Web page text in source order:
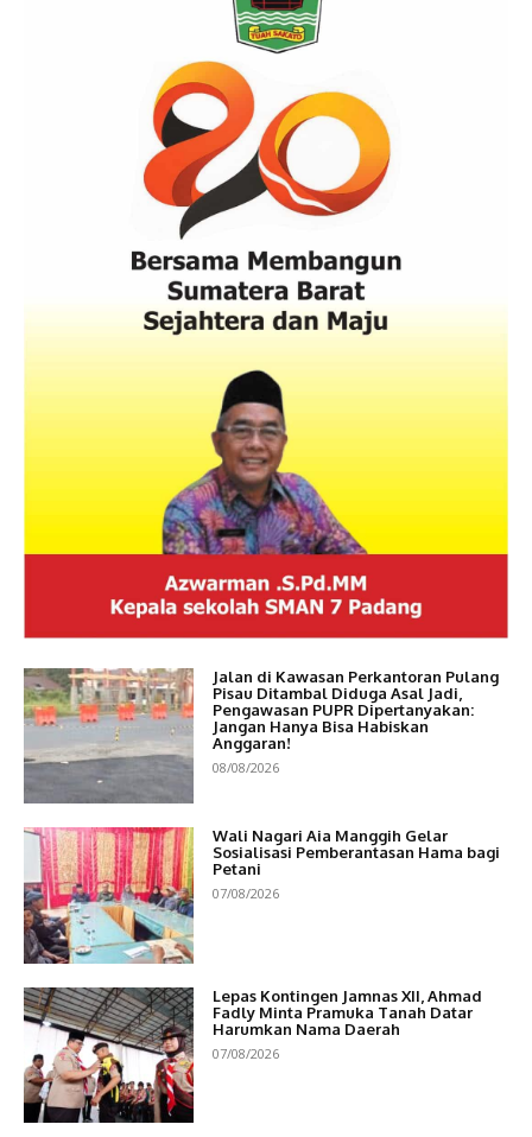
Jalan di Kawasan Perkantoran Pulang
Pisau Ditambal Diduga Asal Jadi,
Pengawasan PUPR Dipertanyakan:
Jangan Hanya Bisa Habiskan
Anggaran!
08/08/2026
Wali Nagari Aia Manggih Gelar
Sosialisasi Pemberantasan Hama bagi
Petani
07/08/2026
Lepas Kontingen Jamnas XII, Ahmad
Fadly Minta Pramuka Tanah Datar
Harumkan Nama Daerah
07/08/2026